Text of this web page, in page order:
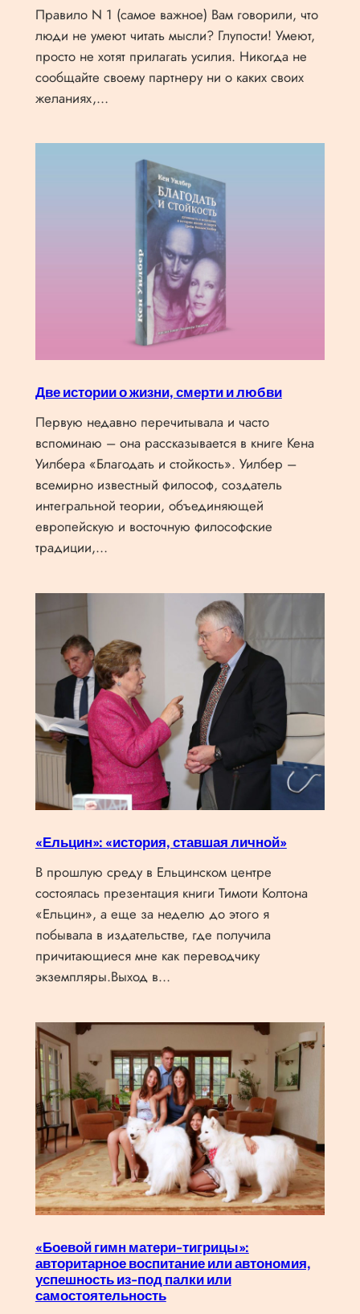
Правило N 1 (самое важное) Вам говорили, что
люди не умеют читать мысли? Глупости! Умеют,
просто не хотят прилагать усилия. Никогда не
сообщайте своему партнеру ни о каких своих
желаниях,…
Две истории о жизни, смерти и любви
Первую недавно перечитывала и часто
вспоминаю – она рассказывается в книге Кена
Уилбера «Благодать и стойкость». Уилбер –
всемирно известный философ, создатель
интегральной теории, объединяющей
европейскую и восточную философские
традиции,…
«Ельцин»: «история, ставшая личной»
В прошлую среду в Ельцинском центре
состоялась презентация книги Тимоти Колтона
«Ельцин», а еще за неделю до этого я
побывала в издательстве, где получила
причитающиеся мне как переводчику
экземпляры.Выход в…
«Боевой гимн матери-тигрицы»:
авторитарное воспитание или автономия,
успешность из-под палки или
самостоятельность